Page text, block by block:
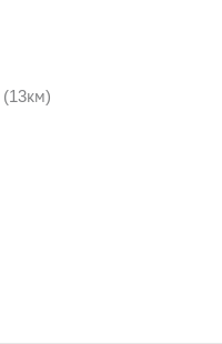
(13км)